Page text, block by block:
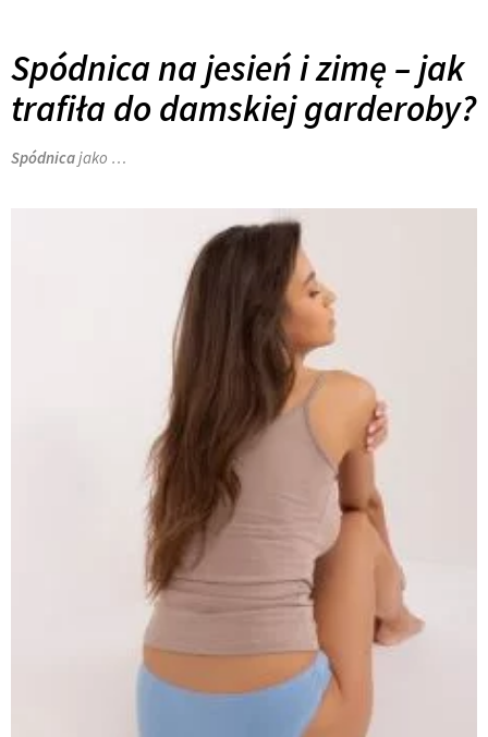
Spódnica na jesień i zimę – jak
trafiła do damskiej garderoby?
Spódnicajako …